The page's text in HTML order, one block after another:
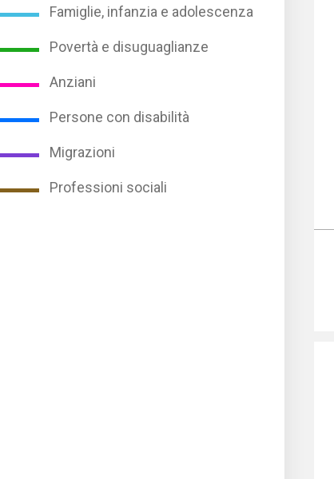
Famiglie, infanzia e adolescenza
Povertà e disuguaglianze
Anziani
Persone con disabilità
Migrazioni
Professioni sociali